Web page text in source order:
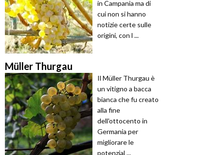
in Campania ma di
cui non si hanno
notizie certe sulle
origini, con l ...
Müller Thurgau
Il Müller Thurgau è
un vitigno a bacca
bianca che fu creato
alla fine
dell'ottocento in
Germania per
migliorare le
potenzial ...